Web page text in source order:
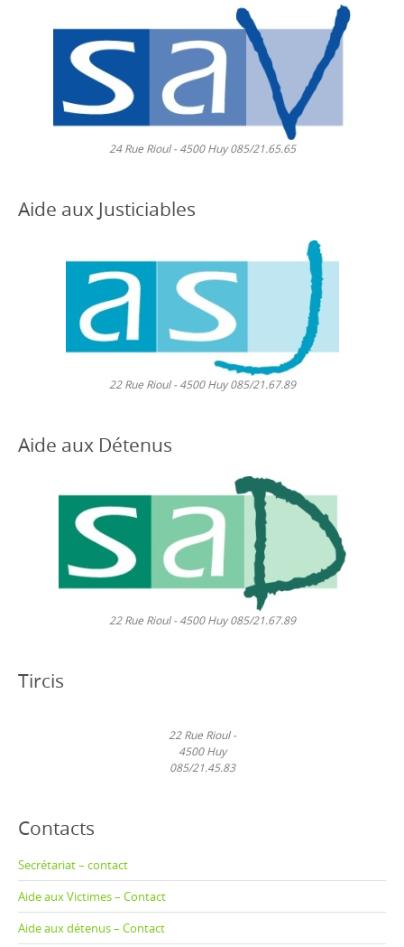
24 Rue Rioul - 4500 Huy 085/21.65.65
Aide aux Justiciables
22 Rue Rioul - 4500 Huy 085/21.67.89
Aide aux Détenus
22 Rue Rioul - 4500 Huy 085/21.67.89
Tircis
22 Rue Rioul -
4500 Huy
085/21.45.83
Contacts
Secrétariat – contact
Aide aux Victimes – Contact
Aide aux détenus – Contact